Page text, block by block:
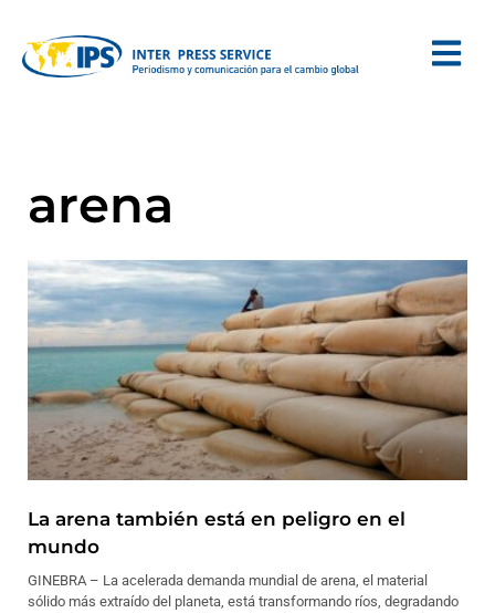
arena
La arena también está en peligro en el
mundo
GINEBRA – La acelerada demanda mundial de arena, el material
sólido más extraído del planeta, está transformando ríos, degradando